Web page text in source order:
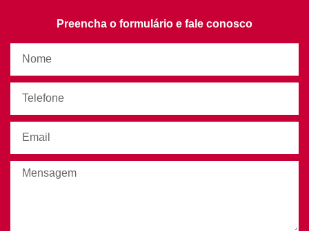
Preencha o formulário e fale conosco